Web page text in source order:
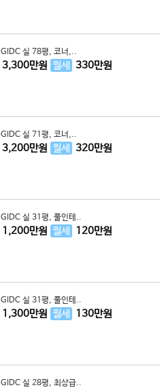
GIDC 실 78평, 코너,..
3,300만원 월세 330만원
GIDC 실 71평, 코너,..
3,200만원 월세 320만원
GIDC 실 31평, 풀인테..
1,200만원 월세 120만원
GIDC 실 31평, 풀인테..
1,300만원 월세 130만원
GIDC 실 28평, 최상급..